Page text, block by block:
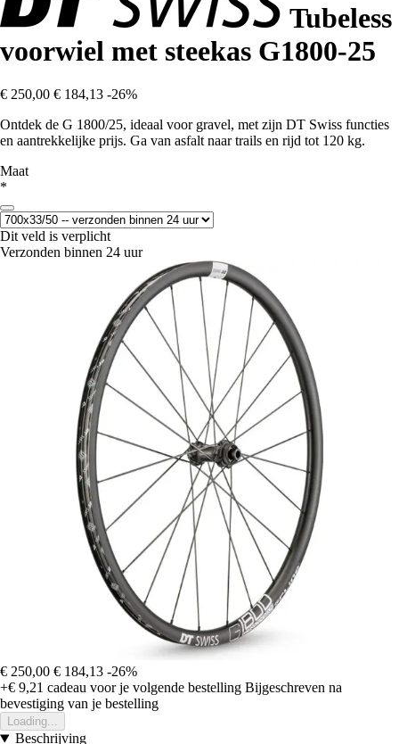
Tubeless
voorwiel met steekas G1800-25
€ 250,00 € 184,13 -26%
Ontdek de G 1800/25, ideaal voor gravel, met zijn DT Swiss functies
en aantrekkelijke prijs. Ga van asfalt naar trails en rijd tot 120 kg.
Maat
*
Dit veld is verplicht
Verzonden binnen 24 uur
€ 250,00 € 184,13 -26%
+€ 9,21 cadeau voor je volgende bestelling Bijgeschreven na
bevestiging van je bestelling
Loading...
Beschrijving